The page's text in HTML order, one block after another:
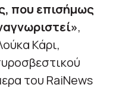
που επισήμως
,
Κάρι,
του RaiNews